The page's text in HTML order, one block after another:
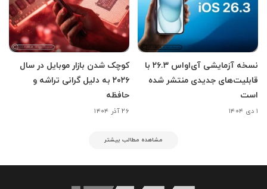
نسخه آزمایشی آی‌اواس ۲۶.۳ با
قابلیت‌های جدیدی منتشر شده
است
۱ دی ۱۴۰۴
کوچک شدن بازار موبایل در سال
۲۰۲۶ به دلیل گرانی تراشه و
حافظه
۲۶ آذر ۱۴۰۴
مشاهده مطالب بیشتر